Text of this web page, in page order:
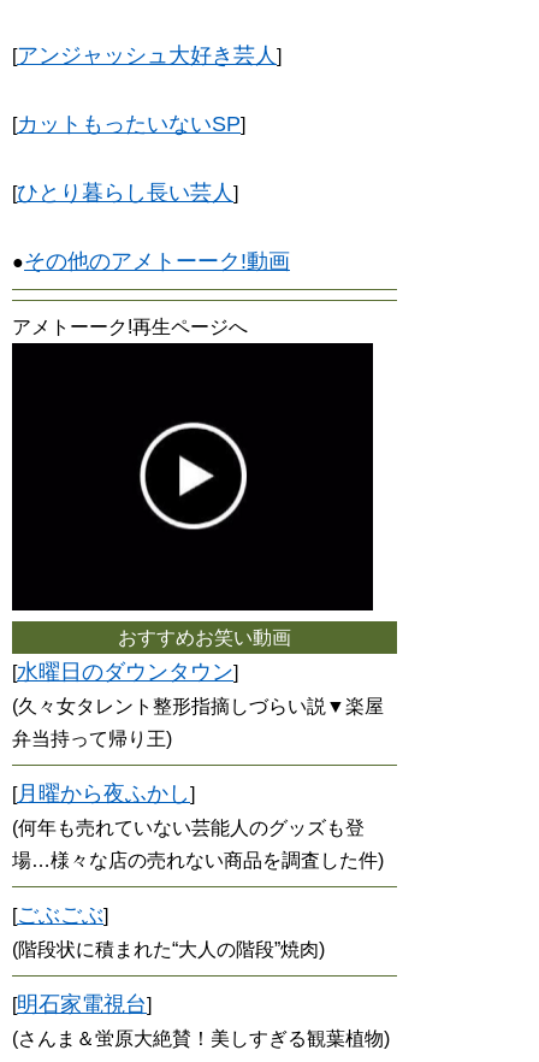
[アンジャッシュ大好き芸人]
[カットもったいないSP]
[ひとり暮らし長い芸人]
●その他のアメトーーク!動画
アメトーーク!再生ページへ
おすすめお笑い動画
[水曜日のダウンタウン]
(久々女タレント整形指摘しづらい説▼楽屋
弁当持って帰り王)
[月曜から夜ふかし]
(何年も売れていない芸能人のグッズも登
場…様々な店の売れない商品を調査した件)
[ごぶごぶ]
(階段状に積まれた“大人の階段”焼肉)
[明石家電視台]
(さんま＆蛍原大絶賛！美しすぎる観葉植物)